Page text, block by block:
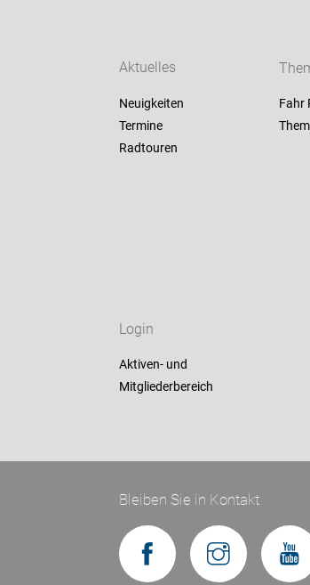
Aktuelles
Neuigkeiten
Termine
Radtouren
Fahr
Login
Aktiven- und
Mitgliederbereich
Bleiben Sie in Kontakt